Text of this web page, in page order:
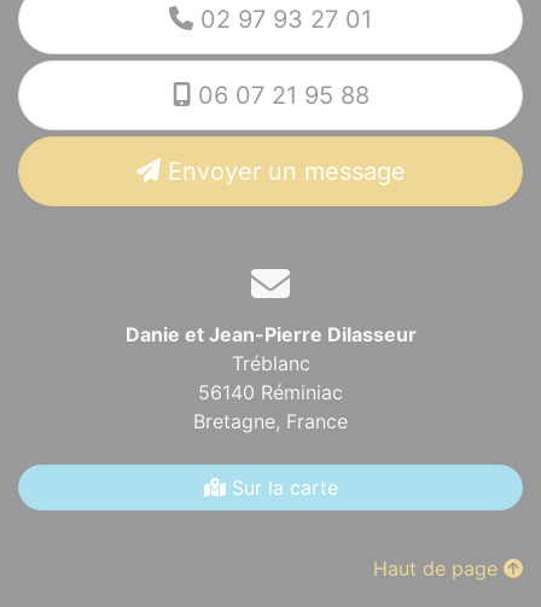
02 97 93 27 01
06 07 21 95 88
Envoyer un message
Danie et Jean-Pierre Dilasseur
Tréblanc
56140 Réminiac
Bretagne, France
Sur la carte
Haut de page